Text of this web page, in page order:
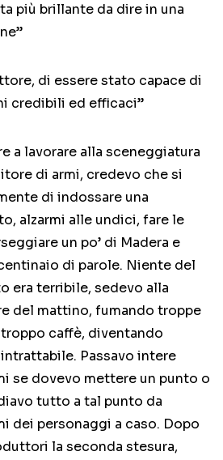
più brillante da dire in una
di essere stato capace di
credibili ed efficaci”
a lavorare alla sceneggiatura
di armi, credevo che si
di indossare una
alzarmi alle undici, fare le
un po’ di Madera e
di parole. Niente del
era terribile, sedevo alla
del mattino, fumando troppe
caffè, diventando
Passavo intere
se dovevo mettere un punto o
tutto a tal punto da
dei personaggi a caso. Dopo
la seconda stesura,